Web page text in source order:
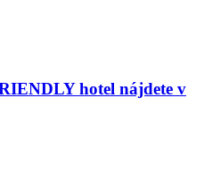
hotel nájdete v